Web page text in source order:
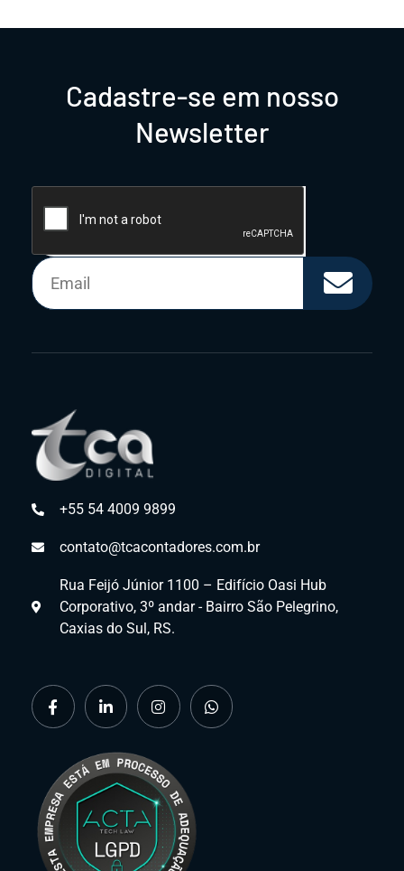
Cadastre-se em nosso
Newsletter
+55 54 4009 9899
contato@tcacontadores.com.br
Rua Feijó Júnior 1100 – Edifício Oasi Hub
Corporativo, 3º andar - Bairro São Pelegrino,
Caxias do Sul, RS.